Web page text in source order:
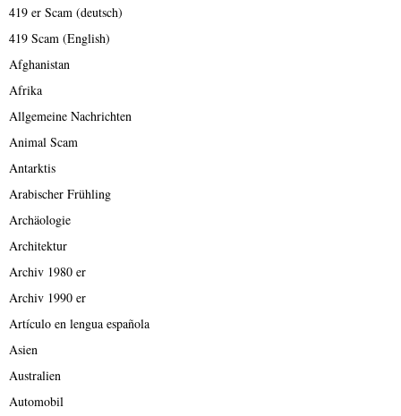
419 er Scam (deutsch)
419 Scam (English)
Afghanistan
Afrika
Allgemeine Nachrichten
Animal Scam
Antarktis
Arabischer Frühling
Archäologie
Architektur
Archiv 1980 er
Archiv 1990 er
Artículo en lengua española
Asien
Australien
Automobil